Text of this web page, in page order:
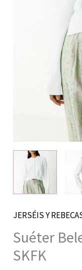
JERSÉIS Y
Suéter
SKFK